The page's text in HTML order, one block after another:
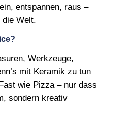
entspannen, raus –
die Welt.
Werkzeuge,
mit Keramik zu tun
wie Pizza – nur dass
sondern kreativ